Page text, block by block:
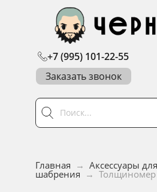
+7 (995) 101-22-55
Заказать звонок
Главная → Аксессуары для
шабрения → Толщиномер